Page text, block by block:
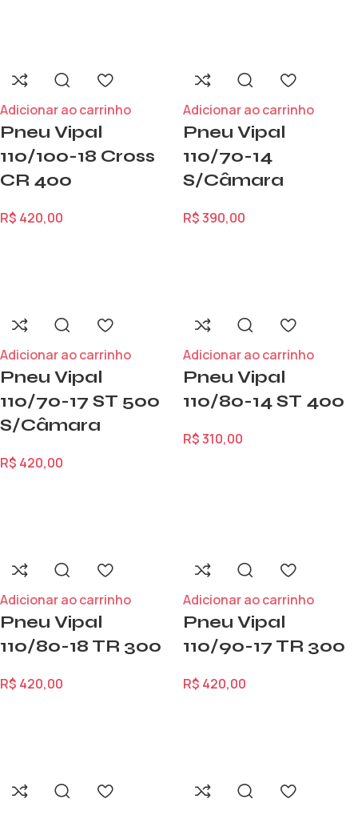
Adicionar ao carrinho
Pneu Vipal
110/100-18 Cross
CR 400
R$ 420,00
Adicionar ao carrinho
Pneu Vipal
110/70-14
S/Câmara
R$390,00
Adicionar ao carrinho
Pneu Vipal
110/70-17 ST 500
S/Câmara
R$ 420,00
Adicionar ao carrinho
Pneu Vipal
110/80-14 ST 400
R$310,00
Adicionar ao carrinho
Pneu Vipal
110/80-18 TR 300
R$ 420,00
Adicionar ao carrinho
Pneu Vipal
110/90-17 TR 300
R$ 420,00